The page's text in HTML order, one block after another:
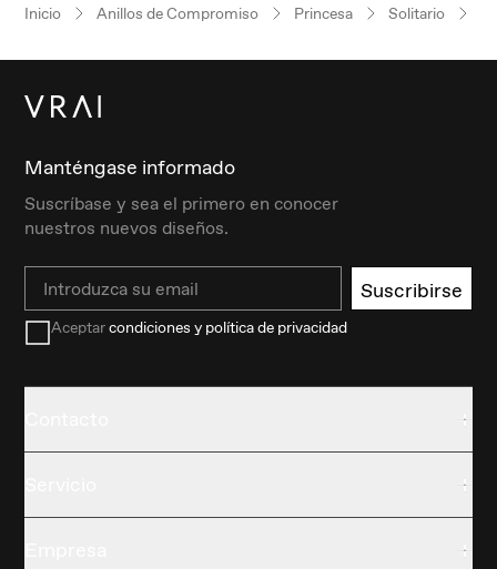
Inicio Anillos de Compromiso Princesa Solitario
Manténgase informado
Suscríbase y sea el primero en conocer
nuestros nuevos diseños.
Email Suscribirse
Aceptarcondiciones y política de privacidad